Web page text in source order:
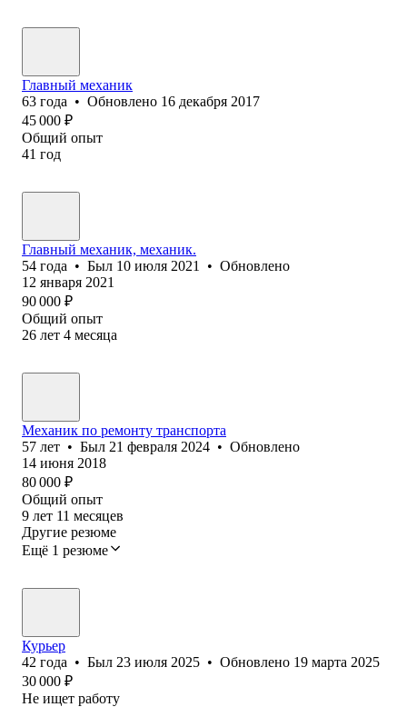
Главный механик
63 года • Обновлено 16 декабря 2017
45 000 ₽
Общий опыт
41 год
Главный механик, механик.
54 года • Был 10 июля 2021 • Обновлено
12 января 2021
90 000 ₽
Общий опыт
26 лет 4 месяца
Механик по ремонту транспорта
57 лет • Был 21 февраля 2024 • Обновлено
14 июня 2018
80 000 ₽
Общий опыт
9 лет 11 месяцев
Другие резюме
Ещё 1 резюме
Курьер
42 года • Был 23 июля 2025 • Обновлено 19 марта 2025
30 000 ₽
Не ищет работу